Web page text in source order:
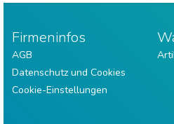
Firmeninfos
AGB
Datenschutz und Cookies
Cookie-Einstellungen